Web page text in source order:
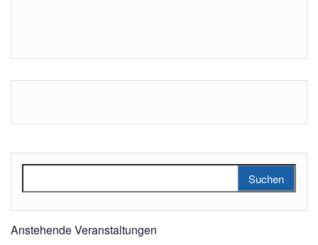
Anstehende Veranstaltungen